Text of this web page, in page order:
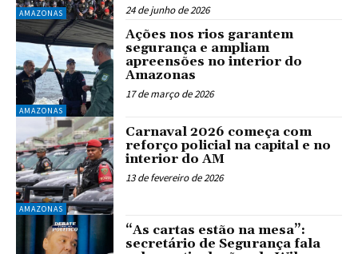
AMAZONAS 24 de junho de 2026
AMAZONAS
Ações nos rios garantem
segurança e ampliam
apreensões no interior do
Amazonas
17 de março de 2026
AMAZONAS
Carnaval 2026 começa com
reforço policial na capital e no
interior do AM
13 de fevereiro de 2026
“As cartas estão na mesa”:
secretário de Segurança fala